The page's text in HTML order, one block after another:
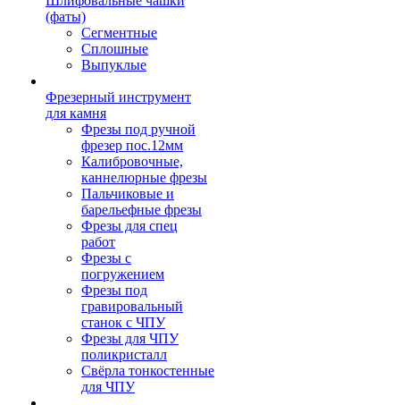
(фаты)
Сегментные
Сплошные
Выпуклые
Фрезерный инструмент
для камня
Фрезы под ручной
фрезер пос.12мм
Калибровочные,
каннелюрные фрезы
Пальчиковые и
барельефные фрезы
Фрезы для спец
работ
Фрезы с
погружением
Фрезы под
гравировальный
станок с ЧПУ
Фрезы для ЧПУ
поликристалл
Свёрла тонкостенные
для ЧПУ